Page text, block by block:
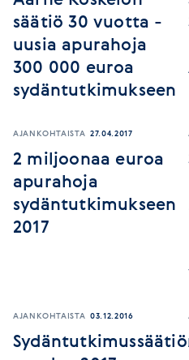
säätiö 30 vuotta -
uusia apurahoja
300 000 euroa
sydäntutkimukseen
AJANKOHTAISTA 27.04.2017
2 miljoonaa euroa
apurahoja
sydäntutkimukseen
2017
AJANKOHTAISTA 03.12.2016